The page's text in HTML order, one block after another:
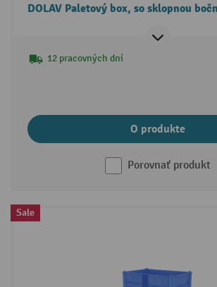
DOLAV Paletový box, so sklopnou
12 pracovných dní
O produkte
Porovnať produkt
Sale